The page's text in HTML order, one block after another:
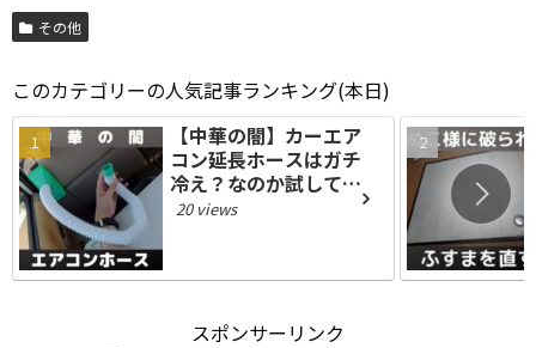
その他
このカテゴリーの人気記事ランキング(本日)
【中華の闇】カーエア
コン延長ホースはガチ
冷え？なのか試してみ
た【車載アイテム】
20 views
スポンサーリンク